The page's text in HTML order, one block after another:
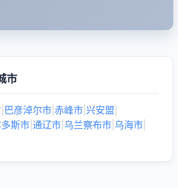
市
巴彦淖尔市 赤峰市 兴安盟
斯市 通辽市 乌兰察布市 乌海市